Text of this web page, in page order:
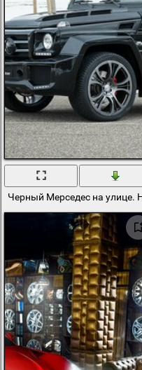
Черный Мерседес на улице.